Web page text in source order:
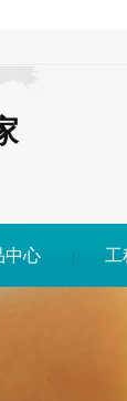
中心 工